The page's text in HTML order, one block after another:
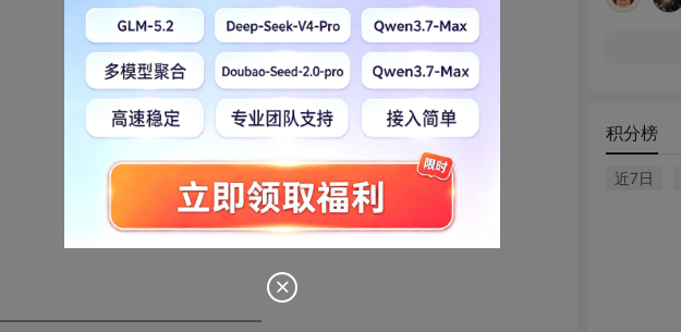
积分榜
近7日